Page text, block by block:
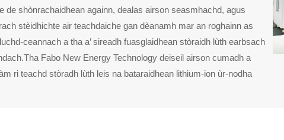
de shònrachaidhean againn, dealas airson seasmhachd, agus
stèidhichte air teachdaiche gan dèanamh mar an roghainn as
ceannach a tha a’ sireadh fuasglaidhean stòraidh lùth earbsach
Fabo New Energy Technology deiseil airson cumadh a
ri teachd stòradh lùth leis na bataraidhean lithium-ion ùr-nodha